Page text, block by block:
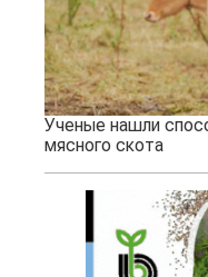
Ученые нашли
мясного скота